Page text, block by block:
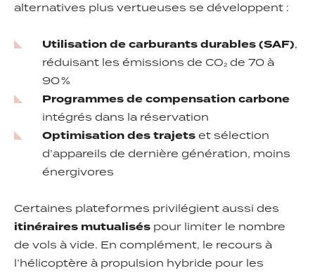
alternatives plus vertueuses se développent :
Utilisation de carburants durables (SAF),
réduisant les émissions de CO₂ de 70 à
90 %
Programmes de compensation carbone
intégrés dans la réservation
Optimisation des trajetset sélection
d’appareils de dernière génération, moins
énergivores
Certaines plateformes privilégient aussi des
itinéraires mutualisés pour limiter le nombre
de vols à vide. En complément, le recours à
l’hélicoptère à propulsion hybride pour les